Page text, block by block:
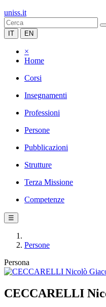
uniss.it
IT EN
×
Home
Corsi
Insegnamenti
Professioni
Persone
Pubblicazioni
Strutture
Terza Missione
Competenze
☰
Persone
Persona
CECCARELLI